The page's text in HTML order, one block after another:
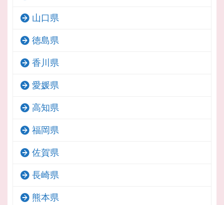
山口県
徳島県
香川県
愛媛県
高知県
福岡県
佐賀県
長崎県
熊本県